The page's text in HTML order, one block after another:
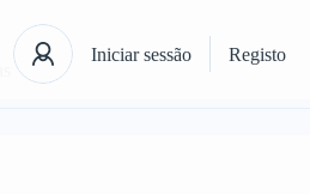
Iniciar sessão Registo